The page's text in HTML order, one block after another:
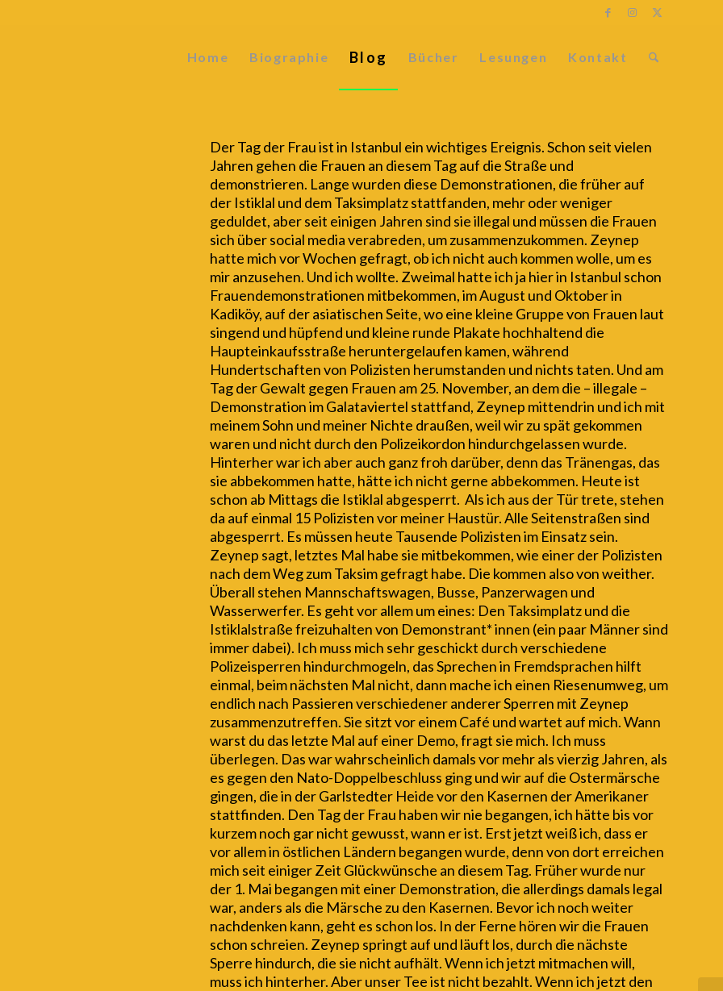
Home Biographie Blog Bücher Lesungen Kontakt
Der Tag der Frau ist in Istanbul ein wichtiges Ereignis. Schon seit vielen
Jahren gehen die Frauen an diesem Tag auf die Straße und
demonstrieren. Lange wurden diese Demonstrationen, die früher auf
der Istiklal und dem Taksimplatz stattfanden, mehr oder weniger
geduldet, aber seit einigen Jahren sind sie illegal und müssen die Frauen
sich über social media verabreden, um zusammenzukommen. Zeynep
hatte mich vor Wochen gefragt, ob ich nicht auch kommen wolle, um es
mir anzusehen. Und ich wollte. Zweimal hatte ich ja hier in Istanbul schon
Frauendemonstrationen mitbekommen, im August und Oktober in
Kadiköy, auf der asiatischen Seite, wo eine kleine Gruppe von Frauen laut
singend und hüpfend und kleine runde Plakate hochhaltend die
Haupteinkaufsstraße heruntergelaufen kamen, während
Hundertschaften von Polizisten herumstanden und nichts taten. Und am
Tag der Gewalt gegen Frauen am 25. November, an dem die – illegale –
Demonstration im Galataviertel stattfand, Zeynep mittendrin und ich mit
meinem Sohn und meiner Nichte draußen, weil wir zu spät gekommen
waren und nicht durch den Polizeikordon hindurchgelassen wurde.
Hinterher war ich aber auch ganz froh darüber, denn das Tränengas, das
sie abbekommen hatte, hätte ich nicht gerne abbekommen. Heute ist
schon ab Mittags die Istiklal abgesperrt. Als ich aus der Tür trete, stehen
da auf einmal 15 Polizisten vor meiner Haustür. Alle Seitenstraßen sind
abgesperrt. Es müssen heute Tausende Polizisten im Einsatz sein.
Zeynep sagt, letztes Mal habe sie mitbekommen, wie einer der Polizisten
nach dem Weg zum Taksim gefragt habe. Die kommen also von weither.
Überall stehen Mannschaftswagen, Busse, Panzerwagen und
Wasserwerfer. Es geht vor allem um eines: Den Taksimplatz und die
Istiklalstraße freizuhalten von Demonstrant* innen (ein paar Männer sind
immer dabei). Ich muss mich sehr geschickt durch verschiedene
Polizeisperren hindurchmogeln, das Sprechen in Fremdsprachen hilft
einmal, beim nächsten Mal nicht, dann mache ich einen Riesenumweg, um
endlich nach Passieren verschiedener anderer Sperren mit Zeynep
zusammenzutreffen. Sie sitzt vor einem Café und wartet auf mich. Wann
warst du das letzte Mal auf einer Demo, fragt sie mich. Ich muss
überlegen. Das war wahrscheinlich damals vor mehr als vierzig Jahren, als
es gegen den Nato-Doppelbeschluss ging und wir auf die Ostermärsche
gingen, die in der Garlstedter Heide vor den Kasernen der Amerikaner
stattfinden. Den Tag der Frau haben wir nie begangen, ich hätte bis vor
kurzem noch gar nicht gewusst, wann er ist. Erst jetzt weiß ich, dass er
vor allem in östlichen Ländern begangen wurde, denn von dort erreichen
mich seit einiger Zeit Glückwünsche an diesem Tag. Früher wurde nur
der 1. Mai begangen mit einer Demonstration, die allerdings damals legal
war, anders als die Märsche zu den Kasernen. Bevor ich noch weiter
nachdenken kann, geht es schon los. In der Ferne hören wir die Frauen
schon schreien. Zeynep springt auf und läuft los, durch die nächste
Sperre hindurch, die sie nicht aufhält. Wenn ich jetzt mitmachen will,
muss ich hinterher. Aber unser Tee ist nicht bezahlt. Wenn ich jetzt den